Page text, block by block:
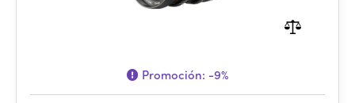
Promoción: -9%